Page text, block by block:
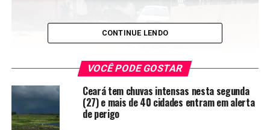
CONTINUE LENDO
VOCÊ PODE GOSTAR
Ceará tem chuvas intensas nesta segunda
(27) e mais de 40 cidades entram em alerta
de perigo